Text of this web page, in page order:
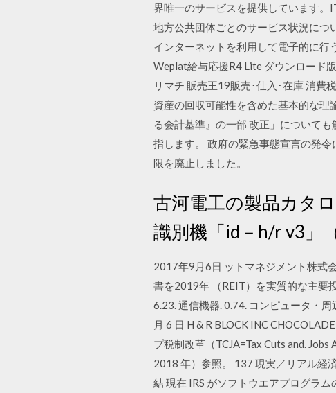
界唯一のサービスを提供しています。
地方公共団体ごとのサービス状況につ
インターネットを利用して電子的に行
Weplat給与応援R4 Lite ダウンロード
リマチ 販売王19販売･仕入･在庫 消費
資産の回収可能性を含めた基本的な
る会計基準』の一部 改正」について
指します。 政府の緊急事態宣言の発
限を廃止しました。
古河電工の製品カタ
識別機「id－h/r v3」
2017年9月6日 ットマネジメント株式
書を2019年 （REIT）を実質的な主要
6.23. 通信機器. 0.74. コンピュータ・
月 6 日 H & R BLOCK INC
プ税制改革（TCJA=Tax Cuts and.
2018 年）参照。 137 現実／リアル経
結 現在 IRS がソフトウエアプログラ